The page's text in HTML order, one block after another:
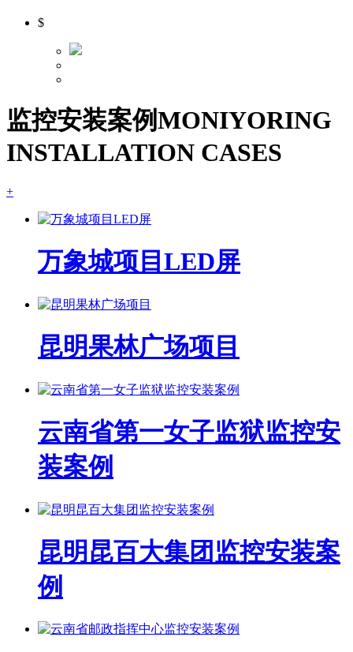
$
监控安装案例MONIYORING
INSTALLATION CASES
+
万象城项目LED屏
昆明果林广场项目
云南省第一女子监狱监控安
装案例
昆明昆百大集团监控安装案
例